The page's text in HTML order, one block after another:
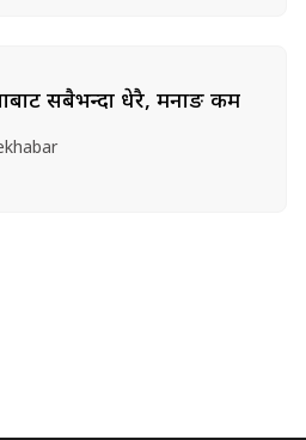
सबैभन्दा धेरै, मनाङ कम